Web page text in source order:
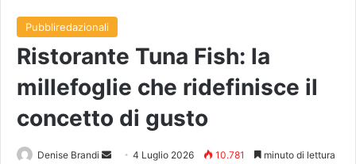
Pubbliredazionali
Ristorante Tuna Fish: la
millefoglie che ridefinisce il
concetto di gusto
Denise Brandi 4 Luglio 2026 10.781 minuto di lettura